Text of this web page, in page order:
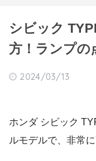
シビック
方！ランプの
2024/03/13
ホンダ シビック
ルモデルで、非常